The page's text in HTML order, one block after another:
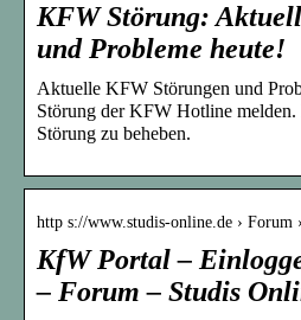
KFW Störung:
und Probleme heute!
Aktuelle KFW Störungen und
Störung der KFW Hotline
Störung zu beheben.
http s://www.studis-online.de › Forum
KfW Portal –
– Forum – Studis